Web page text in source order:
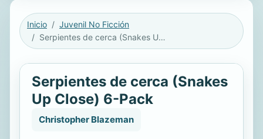
Inicio
Juvenil No Ficción
Serpientes de cerca (Snakes Up Close) 6-Pack
Serpientes de cerca (Snakes
Up Close) 6-Pack
Christopher Blazeman